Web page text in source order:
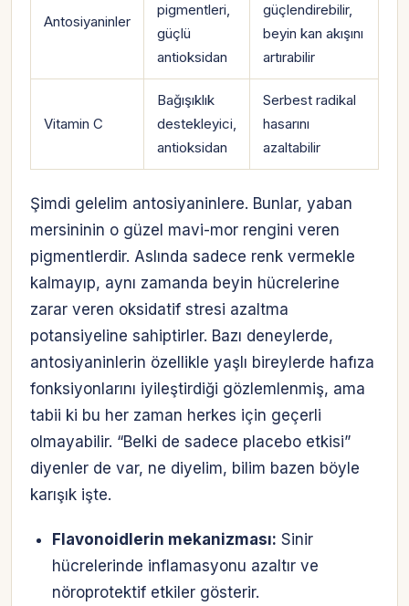
Antosiyaninler
pigmentleri,
güçlü
antioksidan
güçlendirebilir,
beyin kan akışını
artırabilir
Vitamin C
Bağışıklık
destekleyici,
antioksidan
Serbest radikal
hasarını
azaltabilir
Şimdi gelelim antosiyaninlere. Bunlar, yaban
mersininin o güzel mavi-mor rengini veren
pigmentlerdir. Aslında sadece renk vermekle
kalmayıp, aynı zamanda beyin hücrelerine
zarar veren oksidatif stresi azaltma
potansiyeline sahiptirler. Bazı deneylerde,
antosiyaninlerin özellikle yaşlı bireylerde hafıza
fonksiyonlarını iyileştirdiği gözlemlenmiş, ama
tabii ki bu her zaman herkes için geçerli
olmayabilir. “Belki de sadece placebo etkisi”
diyenler de var, ne diyelim, bilim bazen böyle
karışık işte.
Flavonoidlerin mekanizması: Sinir
hücrelerinde inflamasyonu azaltır ve
nöroprotektif etkiler gösterir.